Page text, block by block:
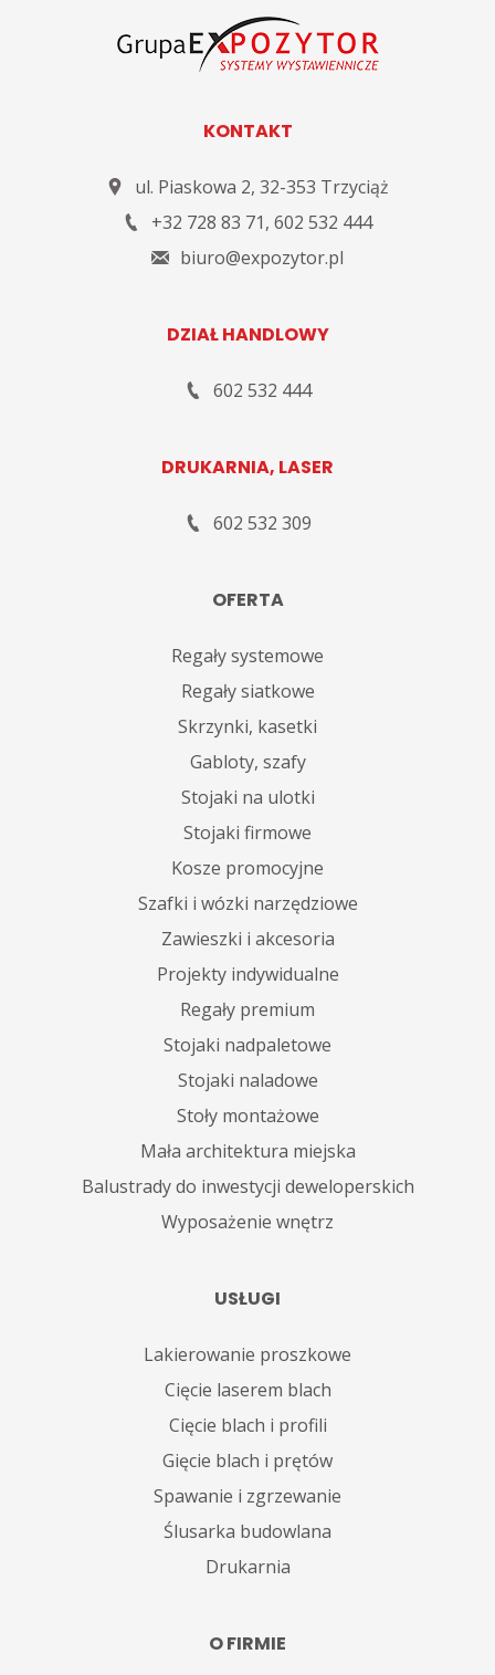
KONTAKT
ul. Piaskowa 2, 32-353 Trzyciąż
+32 728 83 71, 602 532 444
biuro@expozytor.pl
DZIAŁ HANDLOWY
602 532 444
DRUKARNIA, LASER
602 532 309
OFERTA
Regały systemowe
Regały siatkowe
Skrzynki, kasetki
Gabloty, szafy
Stojaki na ulotki
Stojaki firmowe
Kosze promocyjne
Szafki i wózki narzędziowe
Zawieszki i akcesoria
Projekty indywidualne
Regały premium
Stojaki nadpaletowe
Stojaki naladowe
Stoły montażowe
Mała architektura miejska
Balustrady do inwestycji deweloperskich
Wyposażenie wnętrz
USŁUGI
Lakierowanie proszkowe
Cięcie laserem blach
Cięcie blach i profili
Gięcie blach i prętów
Spawanie i zgrzewanie
Ślusarka budowlana
Drukarnia
O FIRMIE